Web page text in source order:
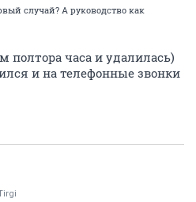
случай? А руководство как
полтора часа и удалилась)
и на телефонные звонки